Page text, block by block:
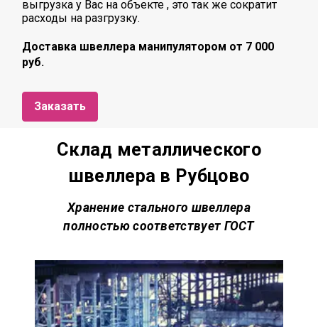
выгрузка у Вас на объекте , это так же сократит
расходы на разгрузку.
Доставка швеллера манипулятором от 7 000
руб.
Заказать
Склад металлического
швеллера в Рубцово
Хранение стального швеллера
полностью соответствует ГОСТ